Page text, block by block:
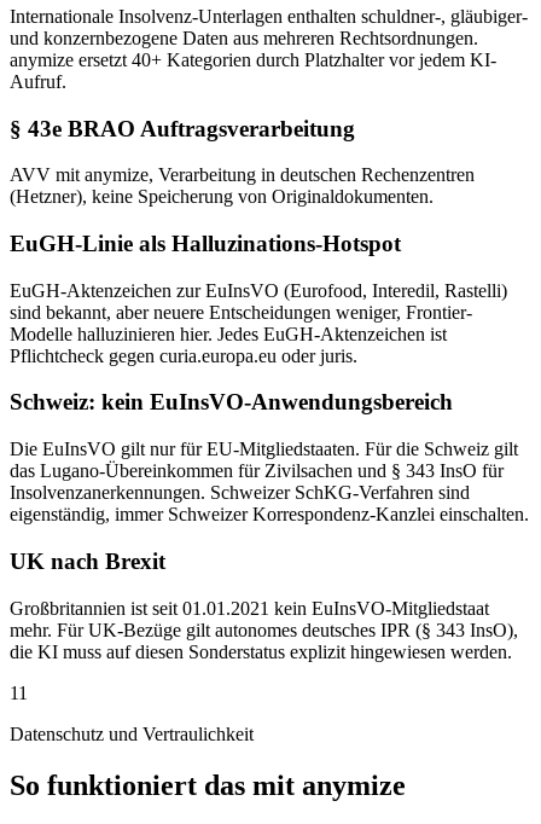
Internationale Insolvenz-Unterlagen enthalten schuldner-, gläubiger-
und konzernbezogene Daten aus mehreren Rechtsordnungen.
anymize ersetzt 40+ Kategorien durch Platzhalter vor jedem KI-
Aufruf.
§ 43e BRAO Auftragsverarbeitung
AVV mit anymize, Verarbeitung in deutschen Rechenzentren
(Hetzner), keine Speicherung von Originaldokumenten.
EuGH-Linie als Halluzinations-Hotspot
EuGH-Aktenzeichen zur EuInsVO (Eurofood, Interedil, Rastelli)
sind bekannt, aber neuere Entscheidungen weniger, Frontier-
Modelle halluzinieren hier. Jedes EuGH-Aktenzeichen ist
Pflichtcheck gegen curia.europa.eu oder juris.
Schweiz: kein EuInsVO-Anwendungsbereich
Die EuInsVO gilt nur für EU-Mitgliedstaaten. Für die Schweiz gilt
das Lugano-Übereinkommen für Zivilsachen und § 343 InsO für
Insolvenzanerkennungen. Schweizer SchKG-Verfahren sind
eigenständig, immer Schweizer Korrespondenz-Kanzlei einschalten.
UK nach Brexit
Großbritannien ist seit 01.01.2021 kein EuInsVO-Mitgliedstaat
mehr. Für UK-Bezüge gilt autonomes deutsches IPR (§ 343 InsO),
die KI muss auf diesen Sonderstatus explizit hingewiesen werden.
11
Datenschutz und Vertraulichkeit
So funktioniert das mit anymize